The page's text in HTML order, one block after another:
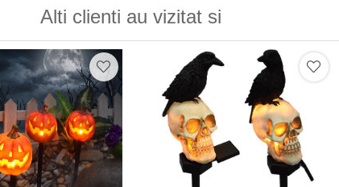
Alti clienti au vizitat si